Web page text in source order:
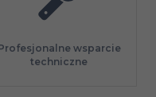
wsparcie
techniczne